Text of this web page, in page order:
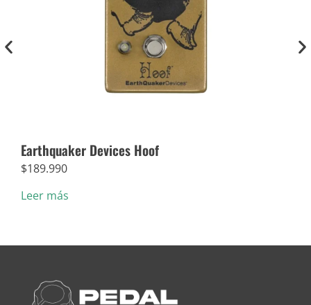
Earthquaker Devices Hoof
$189.990
Leer más